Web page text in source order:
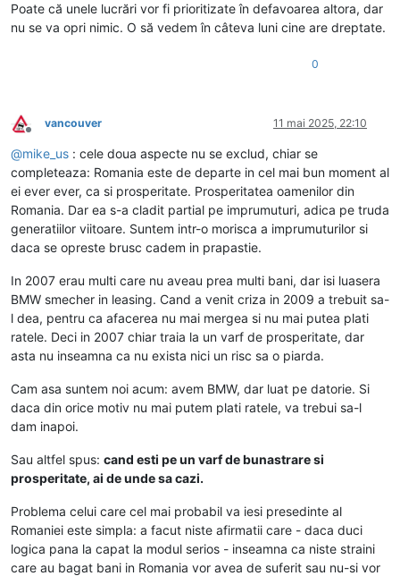
Poate că unele lucrări vor fi prioritizate în defavoarea altora, dar
nu se va opri nimic. O să vedem în câteva luni cine are dreptate.
0
Deconectat
vancouver 11 mai 2025, 22:10
@mike_us : cele doua aspecte nu se exclud, chiar se
completeaza: Romania este de departe in cel mai bun moment al
ei ever ever, ca si prosperitate. Prosperitatea oamenilor din
Romania. Dar ea s-a cladit partial pe imprumuturi, adica pe truda
generatiilor viitoare. Suntem intr-o morisca a imprumuturilor si
daca se opreste brusc cadem in prapastie.
In 2007 erau multi care nu aveau prea multi bani, dar isi luasera
BMW smecher in leasing. Cand a venit criza in 2009 a trebuit sa-
l dea, pentru ca afacerea nu mai mergea si nu mai putea plati
ratele. Deci in 2007 chiar traia la un varf de prosperitate, dar
asta nu inseamna ca nu exista nici un risc sa o piarda.
Cam asa suntem noi acum: avem BMW, dar luat pe datorie. Si
daca din orice motiv nu mai putem plati ratele, va trebui sa-l
dam inapoi.
Sau altfel spus: cand esti pe un varf de bunastrare si
prosperitate, ai de unde sa cazi.
Problema celui care cel mai probabil va iesi presedinte al
Romaniei este simpla: a facut niste afirmatii care - daca duci
logica pana la capat la modul serios - inseamna ca niste straini
care au bagat bani in Romania vor avea de suferit sau nu-si vor